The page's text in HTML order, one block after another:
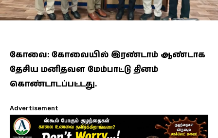
கோவை: கோவையில் இரண்டாம் ஆண்டாக
தேசிய மனிதவள மேம்பாட்டு தினம்
கொண்டாடப்பட்டது.
Advertisement